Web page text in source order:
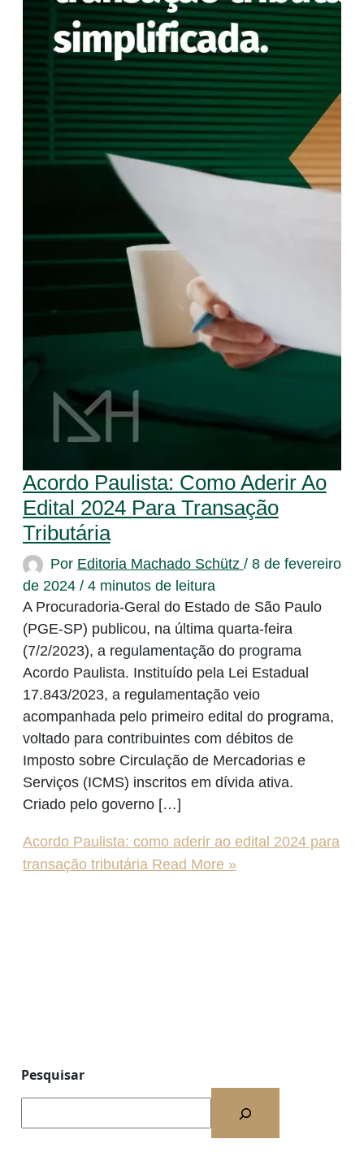
Acordo Paulista: Como Aderir Ao
Edital 2024 Para Transação
Tributária
Por Editoria Machado Schütz / 8 de fevereiro
de 2024 / 4 minutos de leitura
A Procuradoria-Geral do Estado de São Paulo
(PGE-SP) publicou, na última quarta-feira
(7/2/2023), a regulamentação do programa
Acordo Paulista. Instituído pela Lei Estadual
17.843/2023, a regulamentação veio
acompanhada pelo primeiro edital do programa,
voltado para contribuintes com débitos de
Imposto sobre Circulação de Mercadorias e
Serviços (ICMS) inscritos em dívida ativa.
Criado pelo governo […]
Acordo Paulista: como aderir ao edital 2024 para
transação tributária Read More »
Pesquisar